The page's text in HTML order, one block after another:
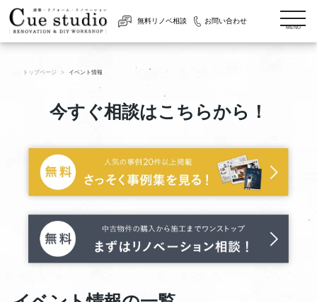
無料リノベ相談 お問い合わせ
MENU
トップページ イベント情報
今すぐ相談はこちらから！